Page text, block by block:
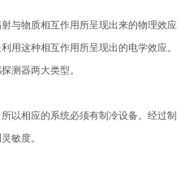
与物质相互作用所呈现出来的物理效应
用这种相互作用所呈现出的电学效应。
测器两大类型。
以相应的系统必须有制冷设备。经过制
敏度。